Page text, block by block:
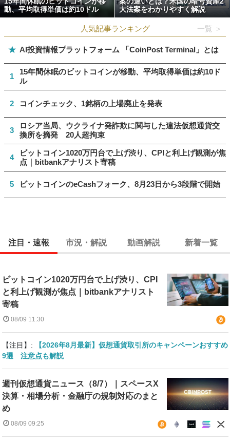
動、平均取得単価は約10ドル
大法案をわかりやすく解説
人気記事ランキング 一覧 ＞
★ AI投資情報プラットフォーム 「CoinPost Terminal」とは
1
15年間休眠のビットコインが移動、平均取得単価は約10ド
ル
2 コインチェック、1銘柄の上場廃止を発表
3
ロシア当局、ウクライナ発詐欺に関与した違法仮想通貨交
換所を摘発 20人超拘束
4
ビットコイン1020万円台で上げ渋り、CPIと利上げ観測が焦
点｜bitbankアナリスト寄稿
5 ビットコインのeCashフォーク、8月23日から3段階で開始
注目・速報 市況・解説 動画解説 新着一覧
ビットコイン1020万円台で上げ渋り、CPI
と利上げ観測が焦点｜bitbankアナリスト
寄稿
08/09 11:30
【注目】:
【2026年8月最新】仮想通貨取引所のキャンペーンおすすめ
9選 注意点も解説
週刊仮想通貨ニュース（8/7）｜スペースX
決算・相場分析・金融庁の規制対応のまと
め
08/09 09:25